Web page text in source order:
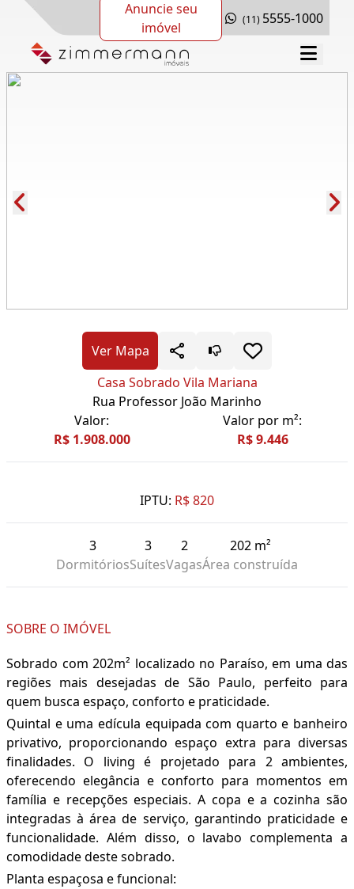
Anuncie seu
imóvel
(11) 5555-1000
Ver Mapa
Casa Sobrado Vila Mariana
Rua Professor João Marinho
Valor:
R$ 1.908.000
Valor por m²:
R$ 9.446
IPTU: R$ 820
3
Dormitórios
3
Suítes
2
Vagas
202 m²
Área construída
SOBRE O IMÓVEL
Sobrado com 202m² localizado no Paraíso, em uma das
regiões mais desejadas de São Paulo, perfeito para
quem busca espaço, conforto e praticidade.
Quintal e uma edícula equipada com quarto e banheiro
privativo, proporcionando espaço extra para diversas
finalidades. O living é projetado para 2 ambientes,
oferecendo elegância e conforto para momentos em
família e recepções especiais. A copa e a cozinha são
integradas à área de serviço, garantindo praticidade e
funcionalidade. Além disso, o lavabo complementa a
comodidade deste sobrado.
Planta espaçosa e funcional: